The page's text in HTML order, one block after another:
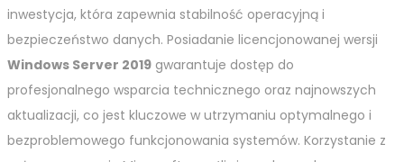
inwestycja, która zapewnia stabilność operacyjną i
bezpieczeństwo danych. Posiadanie licencjonowanej wersji
Windows Server 2019 gwarantuje dostęp do
profesjonalnego wsparcia technicznego oraz najnowszych
aktualizacji, co jest kluczowe w utrzymaniu optymalnego i
bezproblemowego funkcjonowania systemów. Korzystanie z